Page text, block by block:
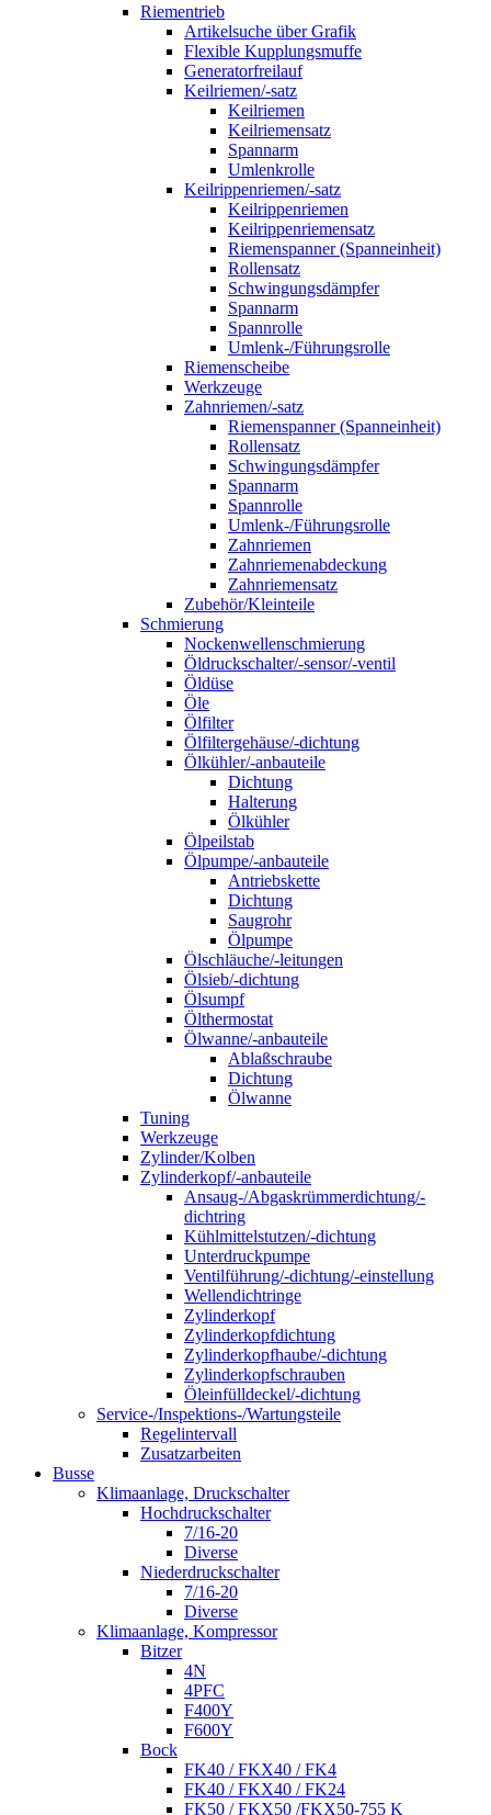
Riementrieb
Artikelsuche über Grafik
Flexible Kupplungsmuffe
Generatorfreilauf
Keilriemen/-satz
Keilriemen
Keilriemensatz
Spannarm
Umlenkrolle
Keilrippenriemen/-satz
Keilrippenriemen
Keilrippenriemensatz
Riemenspanner (Spanneinheit)
Rollensatz
Schwingungsdämpfer
Spannarm
Spannrolle
Umlenk-/Führungsrolle
Riemenscheibe
Werkzeuge
Zahnriemen/-satz
Riemenspanner (Spanneinheit)
Rollensatz
Schwingungsdämpfer
Spannarm
Spannrolle
Umlenk-/Führungsrolle
Zahnriemen
Zahnriemenabdeckung
Zahnriemensatz
Zubehör/Kleinteile
Schmierung
Nockenwellenschmierung
Öldruckschalter/-sensor/-ventil
Öldüse
Öle
Ölfilter
Ölfiltergehäuse/-dichtung
Ölkühler/-anbauteile
Dichtung
Halterung
Ölkühler
Ölpeilstab
Ölpumpe/-anbauteile
Antriebskette
Dichtung
Saugrohr
Ölpumpe
Ölschläuche/-leitungen
Ölsieb/-dichtung
Ölsumpf
Ölthermostat
Ölwanne/-anbauteile
Ablaßschraube
Dichtung
Ölwanne
Tuning
Werkzeuge
Zylinder/Kolben
Zylinderkopf/-anbauteile
Ansaug-/Abgaskrümmerdichtung/-
dichtring
Kühlmittelstutzen/-dichtung
Unterdruckpumpe
Ventilführung/-dichtung/-einstellung
Wellendichtringe
Zylinderkopf
Zylinderkopfdichtung
Zylinderkopfhaube/-dichtung
Zylinderkopfschrauben
Öleinfülldeckel/-dichtung
Service-/Inspektions-/Wartungsteile
Regelintervall
Zusatzarbeiten
Busse
Klimaanlage, Druckschalter
Hochdruckschalter
7/16-20
Diverse
Niederdruckschalter
7/16-20
Diverse
Klimaanlage, Kompressor
Bitzer
4N
4PFC
F400Y
F600Y
Bock
FK40 / FKX40 / FK4
FK40 / FKX40 / FK24
FK50 / FKX50 /FKX50-755 K